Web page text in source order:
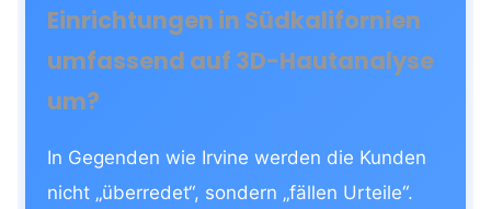
Einrichtungen in Südkalifornien
umfassend auf 3D-Hautanalyse
um?
In Gegenden wie Irvine werden die Kunden
nicht „überredet“, sondern „fällen Urteile“.